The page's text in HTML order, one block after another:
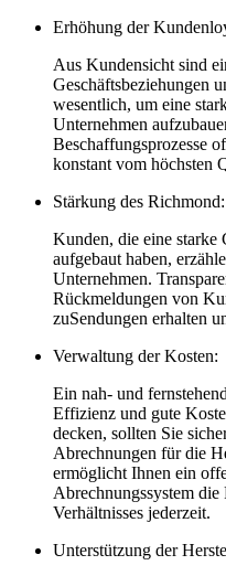
Erhöhung der
Aus Kundensicht sind⁣
Geschäftsbeziehungen
wesentlich, um eine
Unternehmen
Beschaffungsprozesse
konstant vom höchsten
Stärkung des Richmond:
Kunden, die‍ eine⁣ starke‍
aufgebaut haben,
Unternehmen.⁢
Rückmeldungen von
zuSendungen erhalten
Verwaltung ⁢der Kosten:
Ein nah- und
Effizienz ​und ⁢gute
decken, sollten Sie
Abrechnungen für die
ermöglicht​ Ihnen ​ein
Abrechnungssystem
Verhältnisses jederzeit.
Unterstützung der